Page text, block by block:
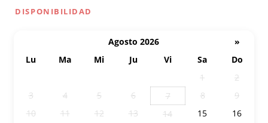
DISPONIBILIDAD
Agosto 2026
»
Lu
Ma Mi Ju Vi Sa
Do
1
2
3
4 5 6 7 8
9
10
11 12 13 14 15
16